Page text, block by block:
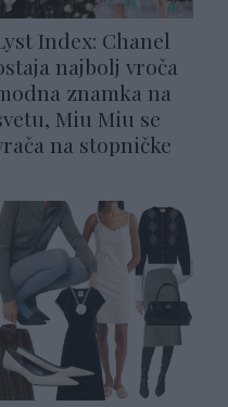
Index: Chanel
najbolj vroča
znamka na
Miu Miu se
na stopničke